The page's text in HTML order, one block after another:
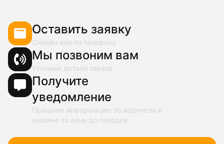
Оставить заявку
Онлайн или по телефону
Мы позвоним вам
Уточним детали заказа
Получите
уведомление
Пришлем информацию по водителю и
машине за день до поездки